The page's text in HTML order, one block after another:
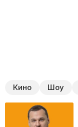
Кино Шоу